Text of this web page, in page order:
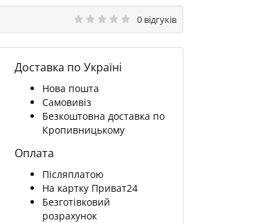
0 відгуків
Доставка по Україні
Нова пошта
Самовивіз
Безкоштовна доставка по
Кропивницькому
Оплата
Післяплатою
На картку Приват24
Безготівковий
розрахунок